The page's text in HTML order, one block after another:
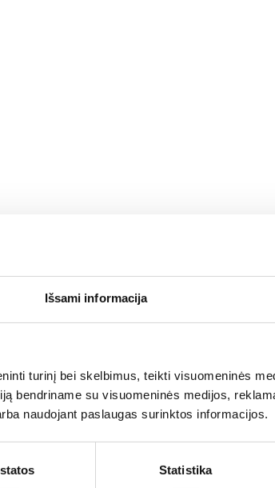
Išsami informacija
turinį bei skelbimus, teikti visuomeninės
bendriname su visuomeninės medijos,
naudojant paslaugas surinktos informacijos.
Statistika